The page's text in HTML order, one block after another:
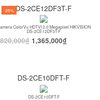
-25% DS-2CE12DF3T-F
ColorVu HDTVI 2.0 Megapixel HIKVISION
DS-2CE12DF3T-F
₫ 1,365,000₫
DS-2CE10DFT-F
DS-2CE10DFT-F